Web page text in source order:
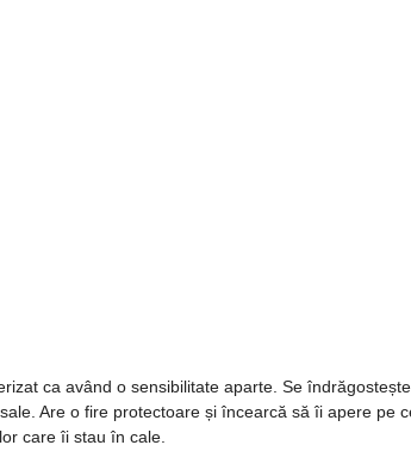
ca având o sensibilitate aparte. Se
Are o fire protectoare și încearcă să îi apere pe
care îi stau în cale.